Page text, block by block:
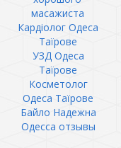
масажиста
Кардіолог Одеса
Таїрове
УЗД Одеса
Таїрове
Косметолог
Одеса Таїрове
Байло Надежна
Одесса отзывы